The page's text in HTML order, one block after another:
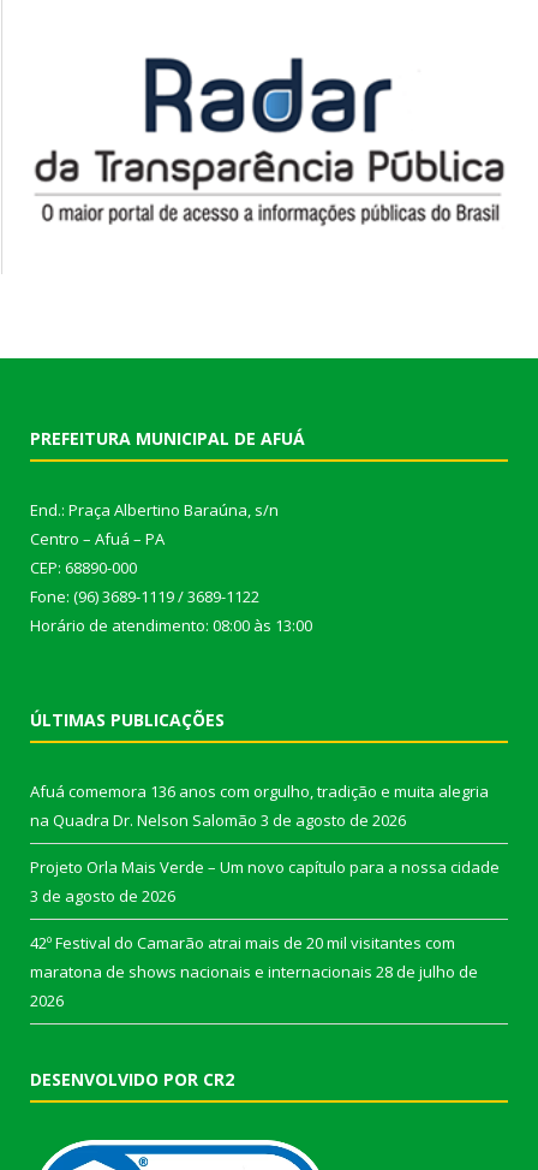
PREFEITURA MUNICIPAL DE AFUÁ
End.: Praça Albertino Baraúna, s/n
Centro – Afuá – PA
CEP: 68890-000
Fone: (96) 3689-1119 / 3689-1122
Horário de atendimento: 08:00 às 13:00
ÚLTIMAS PUBLICAÇÕES
Afuá comemora 136 anos com orgulho, tradição e muita alegria
na Quadra Dr. Nelson Salomão 3 de agosto de 2026
Projeto Orla Mais Verde – Um novo capítulo para a nossa cidade
3 de agosto de 2026
42º Festival do Camarão atrai mais de 20 mil visitantes com
maratona de shows nacionais e internacionais 28 de julho de
2026
DESENVOLVIDO POR CR2